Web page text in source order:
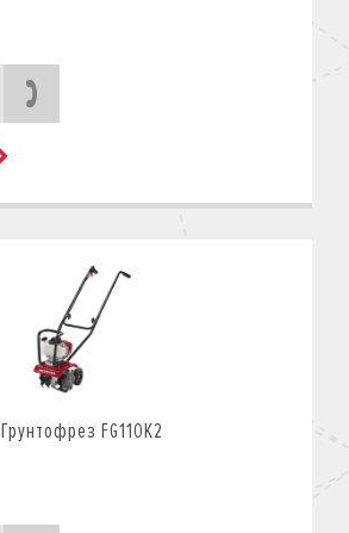
Грунтофрез FG110K2